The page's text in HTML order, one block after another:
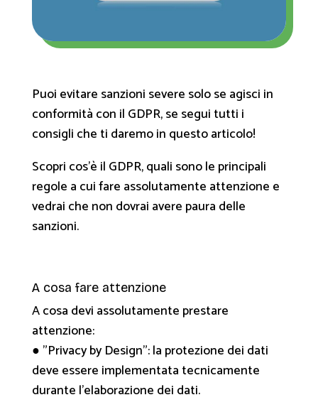
Puoi evitare sanzioni severe solo se agisci in
conformità con il GDPR, se segui tutti i
consigli che ti daremo in questo articolo!
Scopri cos'è il GDPR, quali sono le principali
regole a cui fare assolutamente attenzione e
vedrai che non dovrai avere paura delle
sanzioni.
A cosa fare attenzione
A cosa devi assolutamente prestare
attenzione:
● "Privacy by Design": la protezione dei dati
deve essere implementata tecnicamente
durante l'elaborazione dei dati.